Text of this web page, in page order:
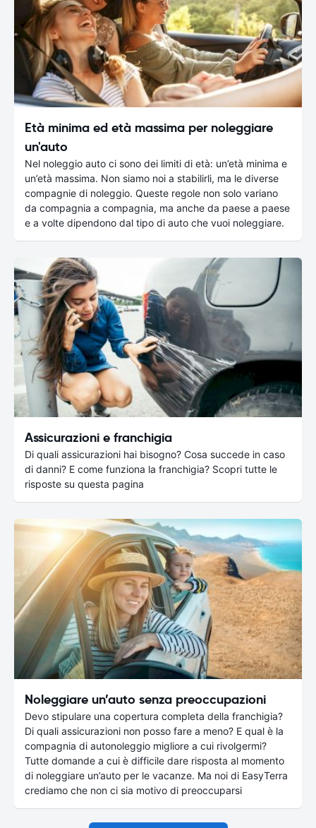
Età minima ed età massima per noleggiare
un'auto
Nel noleggio auto ci sono dei limiti di età: un’età minima e
un’età massima. Non siamo noi a stabilirli, ma le diverse
compagnie di noleggio. Queste regole non solo variano
da compagnia a compagnia, ma anche da paese a paese
e a volte dipendono dal tipo di auto che vuoi noleggiare.
Assicurazioni e franchigia
Di quali assicurazioni hai bisogno? Cosa succede in caso
di danni? E come funziona la franchigia? Scopri tutte le
risposte su questa pagina
Noleggiare un’auto senza preoccupazioni
Devo stipulare una copertura completa della franchigia?
Di quali assicurazioni non posso fare a meno? E qual è la
compagnia di autonoleggio migliore a cui rivolgermi?
Tutte domande a cui è difficile dare risposta al momento
di noleggiare un’auto per le vacanze. Ma noi di EasyTerra
crediamo che non ci sia motivo di preoccuparsi